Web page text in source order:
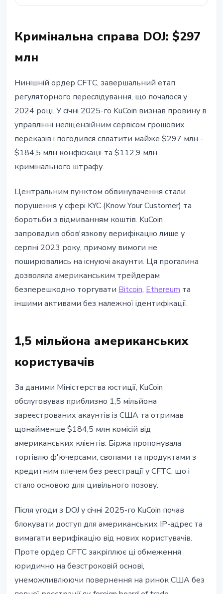
Кримінальна справа DOJ: $297
млн
Нинішній ордер CFTC, завершальний етап
регуляторного переслідування, що почалося у
2024 році. У січні 2025-го KuCoin визнав провину в
управлінні неліцензійним сервісом грошових
переказів і погодився сплатити майже $297 млн -
$184,5 млн конфіскації та $112,9 млн
кримінального штрафу.
Центральним пунктом обвинувачення стали
порушення у сфері KYC (Know Your Customer) та
боротьби з відмиванням коштів. KuCoin
запровадив обов'язкову верифікацію лише у
серпні 2023 року, причому вимоги не
поширювались на існуючі акаунти. Ця прогалина
дозволяла американським трейдерам
безперешкодно торгувати Bitcoin, Ethereum та
іншими активами без належної ідентифікації.
1,5 мільйона американських
користувачів
За даними Міністерства юстиції, KuCoin
обслуговував приблизно 1,5 мільйона
зареєстрованих акаунтів із США та отримав
щонайменше $184,5 млн комісій від
американських клієнтів. Біржа пропонувала
торгівлю ф'ючерсами, свопами та продуктами з
кредитним плечем без реєстрації у CFTC, що і
стало основою для цивільного позову.
Після угоди з DOJ у січні 2025-го KuCoin почав
блокувати доступ для американських IP-адрес та
вимагати верифікацію від нових користувачів.
Проте ордер CFTC закріплює ці обмеження
юридично на безстроковій основі,
унеможливлюючи повернення на ринок США без